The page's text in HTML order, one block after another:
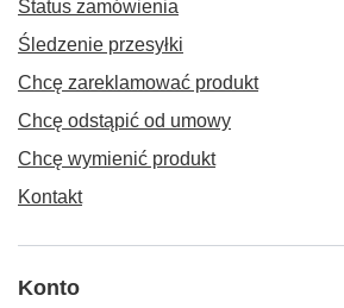
Status zamówienia
Śledzenie przesyłki
Chcę zareklamować produkt
Chcę odstąpić od umowy
Chcę wymienić produkt
Kontakt
Konto